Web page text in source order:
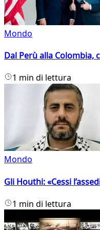
Mondo
Dal Perù alla Colombia,
1 min di lettura
Mondo
Gli Houthi: «Cessi
1 min di lettura